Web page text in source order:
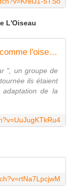
L'Oiseau
Michel Fugain & le Big Bazar : Fais comme l'oiseau - 1972
", un groupe de
ils étaient
de la